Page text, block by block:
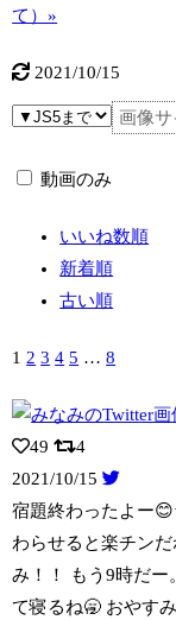
て）»
2021/10/15
画像
動画のみ
いいね数順
新着順
古い順
1 2 3 4 5 … 8
49
4
2021/10/15
宿題終わったよー
わらせると楽チン
み！！ もう9時だー
て寝るね🥱 おやす